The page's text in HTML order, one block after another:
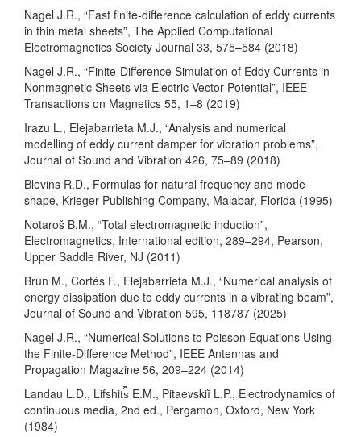
Nagel J.R., “Fast finite-difference calculation of eddy currents
in thin metal sheets”, The Applied Computational
Electromagnetics Society Journal 33, 575–584 (2018)
Nagel J.R., “Finite-Difference Simulation of Eddy Currents in
Nonmagnetic Sheets via Electric Vector Potential”, IEEE
Transactions on Magnetics 55, 1–8 (2019)
Irazu L., Elejabarrieta M.J., “Analysis and numerical
modelling of eddy current damper for vibration problems”,
Journal of Sound and Vibration 426, 75–89 (2018)
Blevins R.D., Formulas for natural frequency and mode
shape, Krieger Publishing Company, Malabar, Florida (1995)
Notaroš B.M., “Total electromagnetic induction”,
Electromagnetics, International edition, 289–294, Pearson,
Upper Saddle River, NJ (2011)
Brun M., Cortés F., Elejabarrieta M.J., “Numerical analysis of
energy dissipation due to eddy currents in a vibrating beam”,
Journal of Sound and Vibration 595, 118787 (2025)
Nagel J.R., “Numerical Solutions to Poisson Equations Using
the Finite-Difference Method”, IEEE Antennas and
Propagation Magazine 56, 209–224 (2014)
Landau L.D., Lifshit︠s︡ E.M., Pitaevskiĭ L.P., Electrodynamics of
continuous media, 2nd ed., Pergamon, Oxford, New York
(1984)